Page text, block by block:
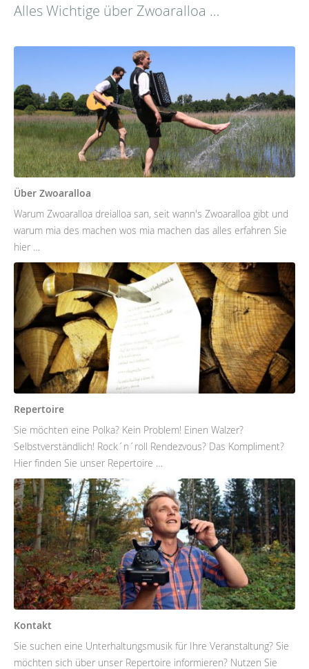
Alles Wichtige über Zwoaralloa …
Über Zwoaralloa
Warum Zwoaralloa dreialloa san, seit wann's Zwoaralloa gibt und
warum mia des machen wos mia machen das alles erfahren Sie
hier …
Repertoire
Sie möchten eine Polka? Kein Problem! Einen Walzer?
Selbstverständlich! Rock´n´roll Rendezvous? Das Kompliment?
Hier finden Sie unser Repertoire …
Kontakt
Sie suchen eine Unterhaltungsmusik für Ihre Veranstaltung? Sie
möchten sich über unser Repertoire informieren? Nutzen Sie